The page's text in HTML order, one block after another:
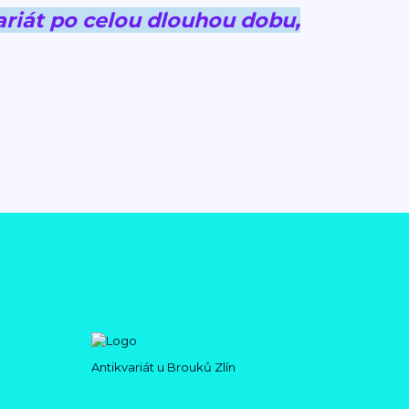
po celou dlouhou dobu,
Antikvariát u Brouků Zlín